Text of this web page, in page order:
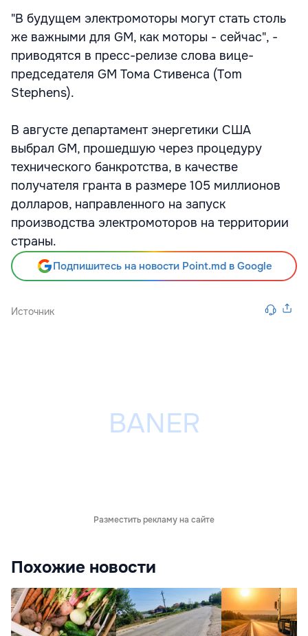
"В будущем электромоторы могут стать столь
же важными для GM, как моторы - сейчас", -
приводятся в пресс-релизе слова вице-
председателя GM Тома Стивенса (Tom
Stephens).
В августе департамент энергетики США
выбрал GM, прошедшую через процедуру
технического банкротства, в качестве
получателя гранта в размере 105 миллионов
долларов, направленного на запуск
производства электромоторов на территории
страны.
Подпишитесь на новости Point.md в Google
Источник
Разместить рекламу на сайте
Похожие новости